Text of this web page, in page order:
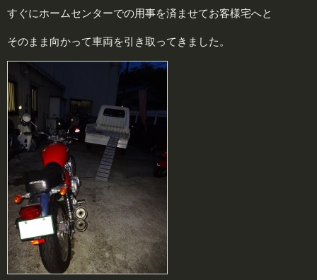
すぐにホームセンターでの用事を済ませてお客様宅へと
そのまま向かって車両を引き取ってきました。